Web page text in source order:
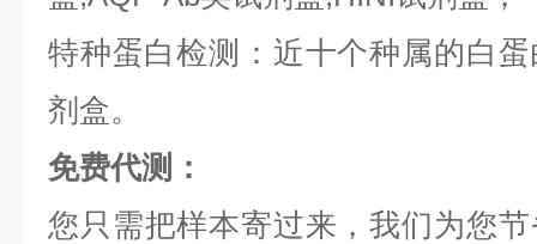
特种蛋白检测：近十个种属的白
剂盒。
免费代测：
您只需把样本寄过来，我们为您